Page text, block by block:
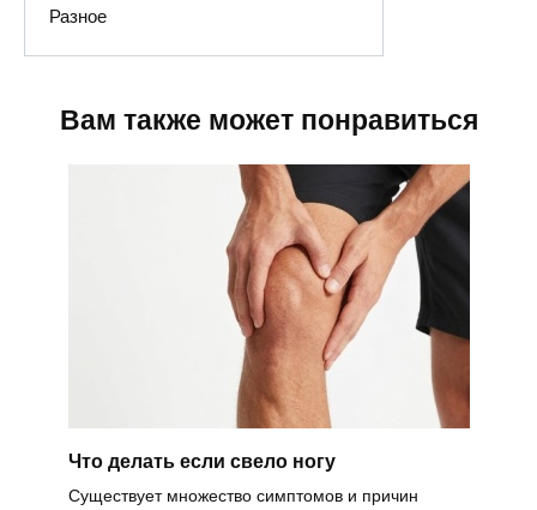
Разное
Вам также может понравиться
Что делать если свело ногу
Существует множество симптомов и причин